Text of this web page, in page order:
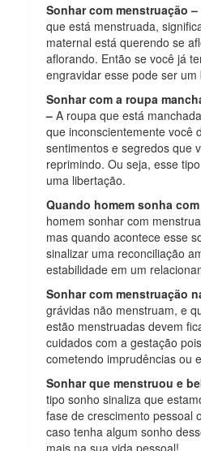
Sonhar com menstruação –
que está menstruada,
maternal está querendo se
aflorando. Então se você já
engravidar esse pode ser
Sonhar com a roupa
– A roupa que está
que inconscientemente você
sentimentos e segredos que
reprimindo. Ou seja, esse
uma libertação.
Quando homem sonha
homem sonhar com
mas quando acontece esse
sinalizar uma reconciliação
estabilidade em um
Sonhar com menstruação
grávidas não menstruam, e
estão menstruadas devem
cuidados com a gestação
cometendo imprudências ou
Sonhar que menstruou e
tipo sonho sinaliza que
fase de crescimento pessoal
caso tenha algum sonho
mais na sua vida pessoal!